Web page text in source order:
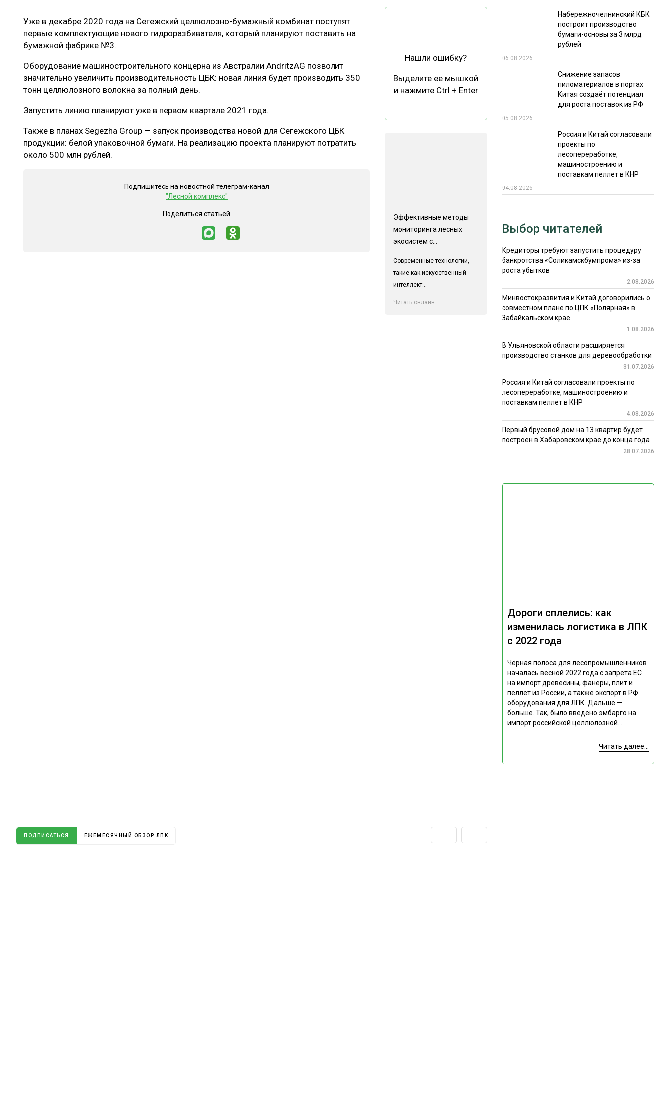
ЛОГИСТИКА
ПРОИЗВОДСТВО ДРЕВЕСНЫХ ПЛИТ
МЕБЕЛЬНОЕ ПРОИЗВОДСТВО ТЕХНОЛОГИИ
КАЛЕНДАРЬ ВЫСТАВОК ИТОГИ МЕРОПРИЯТИЙ
Уже в декабре 2020 года на Сегежский целлюлозно-бумажный комбинат поступят
первые комплектующие нового гидроразбивателя, который планируют поставить на
бумажной фабрике №3.
Оборудование машиностроительного концерна из Австралии AndritzAG позволит
значительно увеличить производительность ЦБК: новая линия будет производить 350
тонн целлюлозного волокна за полный день.
Запустить линию планируют уже в первом квартале 2021 года.
Также в планах Segezha Group — запуск производства новой для Сегежского ЦБК
продукции: белой упаковочной бумаги. На реализацию проекта планируют потратить
около 500 млн рублей.
Подпишитесь на новостной телеграм-канал
"Лесной комплекс"
Поделиться статьей
Нашли ошибку?
Выделите ее мышкой
и нажмите Ctrl + Enter
Эффективные методы
мониторинга лесных
экосистем с...
Современные технологии,
такие как искусственный
интеллект...
Читать онлайн
Набережночелнинский КБК
построит производство
бумаги-основы за 3 млрд
рублей
06.08.2026
Снижение запасов
пиломатериалов в портах
Китая создаёт потенциал
для роста поставок из РФ
05.08.2026
Россия и Китай согласовали
проекты по
лесопереработке,
машиностроению и
поставкам пеллет в КНР
04.08.2026
Дороги сплелись: как
изменилась логистика в ЛПК
с 2022 года
Чёрная полоса для лесопромышленников
началась весной 2022 года с запрета ЕС
на импорт древесины, фанеры, плит и
пеллет из России, а также экспорт в РФ
оборудования для ЛПК. Дальше —
больше. Так, было введено эмбарго на
импорт российской целлюлозной...
Читать далее...
ПОДПИСАТЬСЯ ЕЖЕМЕСЯЧНЫЙ ОБЗОР ЛПК
Выбор читателей
Кредиторы требуют запустить процедуру
банкротства «Соликамскбумпрома» из-за
роста убытков
2.08.2026
Минвостокразвития и Китай договорились о
совместном плане по ЦПК «Полярная» в
Забайкальском крае
1.08.2026
В Ульяновской области расширяется
производство станков для деревообработки
31.07.2026
Россия и Китай согласовали проекты по
лесопереработке, машиностроению и
поставкам пеллет в КНР
4.08.2026
Первый брусовой дом на 13 квартир будет
построен в Хабаровском крае до конца года
28.07.2026